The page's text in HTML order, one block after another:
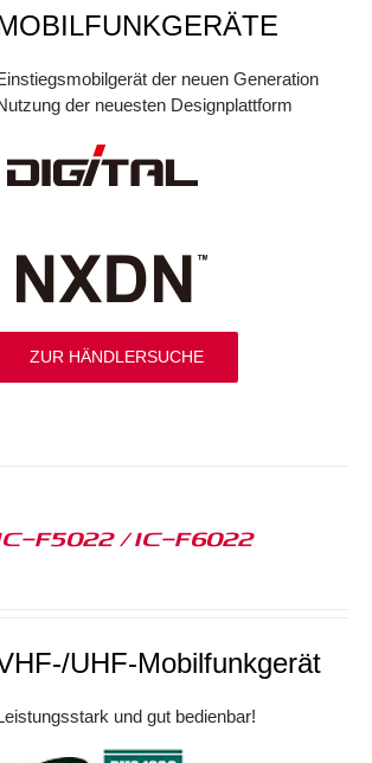
der neuen Generation
der neuesten Designplattform
ZUR HÄNDLERSUCHE
F5022 / IC-F6022
UHF-Mobilfunkgerät
und gut bedienbar!